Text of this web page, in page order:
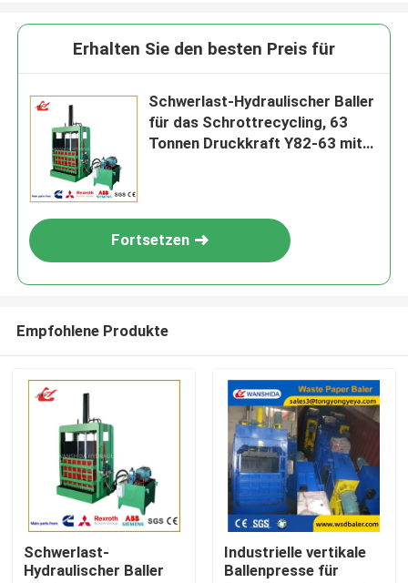
Zu Hause
Erhalten Sie den besten Preis für
Schwerlast-Hydraulischer Baller
für das Schrottrecycling, 63
Tonnen Druckkraft Y82-63 mit
Fortsetzen
Empfohlene Produkte
Schwerlast-
Hydraulischer Baller
Industrielle vertikale
Ballenpresse für